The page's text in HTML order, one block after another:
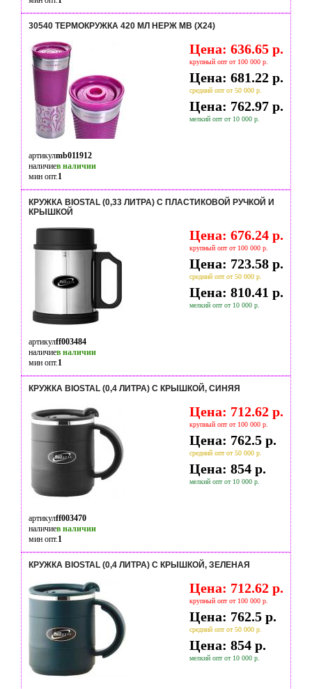
30540 ТЕРМОКРУЖКА 420 МЛ НЕРЖ MB (Х24)
Цена: 636.65 р.
крупный опт от 100 000 р.
Цена: 681.22 р.
средний опт от 50 000 р.
Цена: 762.97 р.
мелкий опт от 10 000 р.
артикулmb011912
наличиев наличии
мин опт.1
КРУЖКА BIOSTAL (0,33 ЛИТРА) С ПЛАСТИКОВОЙ РУЧКОЙ И
КРЫШКОЙ
Цена: 676.24 р.
крупный опт от 100 000 р.
Цена: 723.58 р.
средний опт от 50 000 р.
Цена: 810.41 р.
мелкий опт от 10 000 р.
артикулff003484
наличиев наличии
мин опт.1
КРУЖКА BIOSTAL (0,4 ЛИТРА) С КРЫШКОЙ, СИНЯЯ
Цена: 712.62 р.
крупный опт от 100 000 р.
Цена: 762.5 р.
средний опт от 50 000 р.
Цена: 854 р.
мелкий опт от 10 000 р.
артикулff003470
наличиев наличии
мин опт.1
КРУЖКА BIOSTAL (0,4 ЛИТРА) С КРЫШКОЙ, ЗЕЛЕНАЯ
Цена: 712.62 р.
крупный опт от 100 000 р.
Цена: 762.5 р.
средний опт от 50 000 р.
Цена: 854 р.
мелкий опт от 10 000 р.